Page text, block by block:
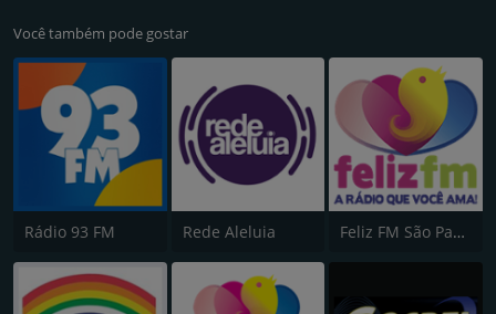
Você também pode gostar
Rádio 93 FM Rede Aleluia Feliz FM São Paulo